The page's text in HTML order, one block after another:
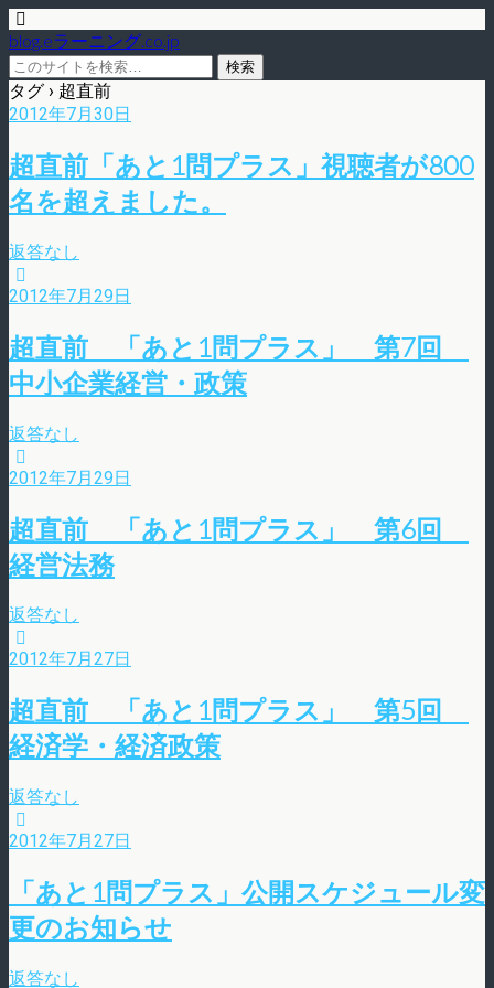
blog.eラーニング.co.jp
タグ › 超直前
2012年7月30日
超直前「あと1問プラス」視聴者が800
名を超えました。
返答なし
2012年7月29日
超直前 「あと1問プラス」 第7回
中小企業経営・政策
返答なし
2012年7月29日
超直前 「あと1問プラス」 第6回
経営法務
返答なし
2012年7月27日
超直前 「あと1問プラス」 第5回
経済学・経済政策
返答なし
2012年7月27日
「あと1問プラス」公開スケジュール変
更のお知らせ
返答なし